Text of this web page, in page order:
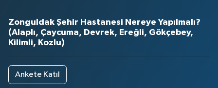
Zonguldak Şehir Hastanesi Nereye Yapılmalı?
(Alaplı, Çaycuma, Devrek, Ereğli, Gökçebey,
Kilimli, Kozlu)
Ankete Katıl